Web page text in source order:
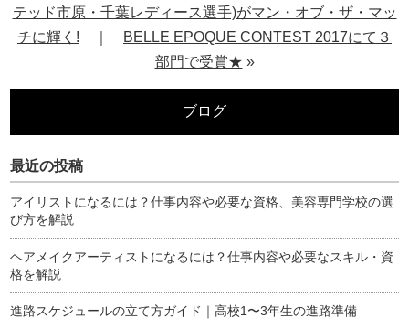
テッド市原・千葉レディース選手)がマン・オブ・ザ・マッ
チに輝く!
BELLE EPOQUE CONTEST 2017にて３
部門で受賞★ »
ブログ
最近の投稿
アイリストになるには？仕事内容や必要な資格、美容専門学校の選
び方を解説
ヘアメイクアーティストになるには？仕事内容や必要なスキル・資
格を解説
進路スケジュールの立て方ガイド｜高校1〜3年生の進路準備